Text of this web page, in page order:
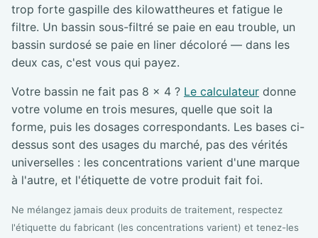
trop forte gaspille des kilowattheures et fatigue le
filtre. Un bassin sous-filtré se paie en eau trouble, un
bassin surdosé se paie en liner décoloré — dans les
deux cas, c'est vous qui payez.
Votre bassin ne fait pas 8 × 4 ? Le calculateur donne
votre volume en trois mesures, quelle que soit la
forme, puis les dosages correspondants. Les bases ci-
dessus sont des usages du marché, pas des vérités
universelles : les concentrations varient d'une marque
à l'autre, et l'étiquette de votre produit fait foi.
Ne mélangez jamais deux produits de traitement, respectez
l'étiquette du fabricant (les concentrations varient) et tenez-les